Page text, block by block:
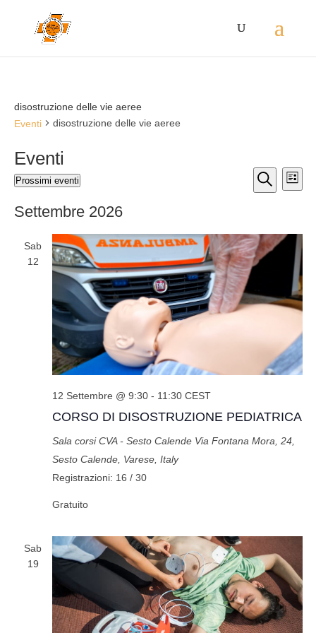
disostruzione delle vie aeree
Eventi
disostruzione delle vie aeree
Eventi
Eventi
Ricerca
viste
Cerca
Lista
Prossimi eventi
la
Settembre 2026
Sab
12
CORSO DI DISOSTRUZIONE PEDIATRICA
12 Settembre @ 9:30- 11:30 CEST
Sala corsi CVA - Sesto Calende Via Fontana Mora, 24,
Sesto Calende, Varese, Italy
Registrazioni: 16 / 30
Gratuito
Sab
19